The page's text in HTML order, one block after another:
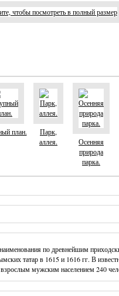
план.
Парк,
аллея.
Осенняя
природа
парка.
по древнейшим
татар в 1615 и 1616 гг. В
мужским населением 240